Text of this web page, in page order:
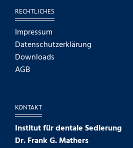
RECHTLICHES
Impressum
Datenschutzerklärung
Downloads
AGB
KONTAKT
Institut für dentale Sedierung
Dr. Frank G. Mathers